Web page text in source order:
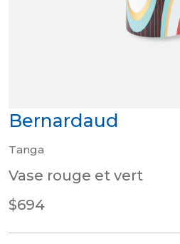
Bernardaud
Tanga
Vase rouge et vert
$694